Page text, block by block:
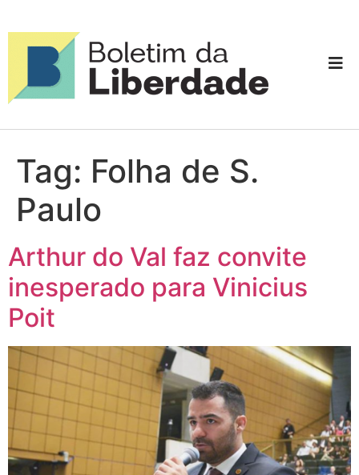
Tag: Folha de S.
Paulo
Arthur do Val faz convite
inesperado para Vinicius
Poit